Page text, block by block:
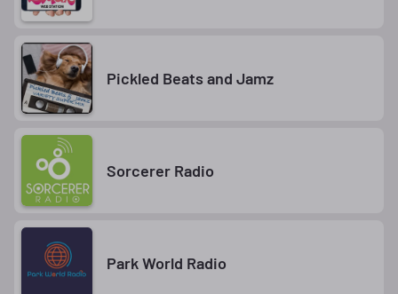
Pickled Beats and Jamz
Sorcerer Radio
Park World Radio